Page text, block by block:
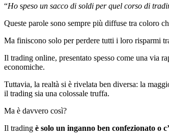
“Ho speso un sacco di soldi per quel corso di
Queste parole sono sempre più diffuse tra coloro
Ma finiscono solo per perdere tutti i loro risparmi
Il trading online, presentato spesso come una via
economiche.
Tuttavia, la realtà si è rivelata ben diversa: la
il trading sia una colossale truffa.
Ma è davvero così?
Il trading è solo un inganno ben confezionato o